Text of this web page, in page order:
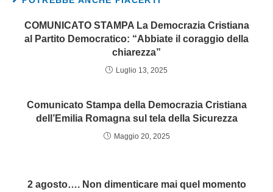
COMUNICATO STAMPA La Democrazia Cristiana
al Partito Democratico: “Abbiate il coraggio della
chiarezza”
Luglio 13, 2025
Comunicato Stampa della Democrazia Cristiana
dell’Emilia Romagna sul tela della Sicurezza
Maggio 20, 2025
2 agosto…. Non dimenticare mai quel momento